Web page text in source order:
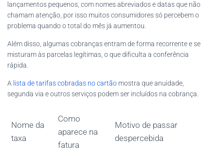
lançamentos pequenos, com nomes abreviados e datas que não
chamam atenção, por isso muitos consumidores só percebem o
problema quando o total do mês já aumentou.
Além disso, algumas cobranças entram de forma recorrente e se
misturam às parcelas legítimas, o que dificulta a conferência
rápida.
A lista de tarifas cobradas no cartão mostra que anuidade,
segunda via e outros serviços podem ser incluídos na cobrança.
Nome da
taxa
Como
aparece na
fatura
Motivo de passar
despercebida